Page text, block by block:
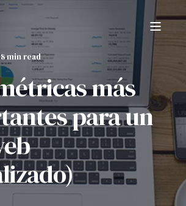
8 min read
más
para un